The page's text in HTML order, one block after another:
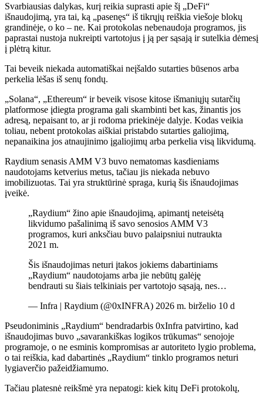
Svarbiausias dalykas, kurį reikia suprasti apie šį „DeFi“
išnaudojimą, yra tai, ką „pasenęs“ iš tikrųjų reiškia viešoje blokų
grandinėje, o ko – ne. Kai protokolas nebenaudoja programos, jis
paprastai nustoja nukreipti vartotojus į ją per sąsają ir sutelkia dėmesį
į plėtrą kitur.
Tai beveik niekada automatiškai neįšaldo sutarties būsenos arba
perkelia lėšas iš senų fondų.
„Solana“, „Ethereum“ ir beveik visose kitose išmaniųjų sutarčių
platformose įdiegta programa gali skambinti bet kas, žinantis jos
adresą, nepaisant to, ar ji rodoma priekinėje dalyje. Kodas veikia
toliau, nebent protokolas aiškiai pristabdo sutarties galiojimą,
nepanaikina jos atnaujinimo įgaliojimų arba perkelia visą likvidumą.
Raydium senasis AMM V3 buvo nematomas kasdieniams
naudotojams ketverius metus, tačiau jis niekada nebuvo
imobilizuotas. Tai yra struktūrinė spraga, kurią šis išnaudojimas
įveikė.
„Raydium“ žino apie išnaudojimą, apimantį neteisėtą
likvidumo pašalinimą iš savo senosios AMM V3
programos, kuri anksčiau buvo palaipsniui nutraukta
2021 m.
Šis išnaudojimas neturi įtakos jokiems dabartiniams
„Raydium“ naudotojams arba jie nebūtų galėję
bendrauti su šiais telkiniais per vartotojo sąsają, nes…
— Infra | Raydium (@0xINFRA) 2026 m. birželio 10 d
Pseudoniminis „Raydium“ bendradarbis 0xInfra patvirtino, kad
išnaudojimas buvo „savarankiškas logikos trūkumas“ senojoje
programoje, o ne esminis kompromisas ar autoriteto lygio problema,
o tai reiškia, kad dabartinės „Raydium“ tinklo programos neturi
lygiaverčio pažeidžiamumo.
Tačiau platesnė reikšmė yra nepatogi: kiek kitų DeFi protokolų,